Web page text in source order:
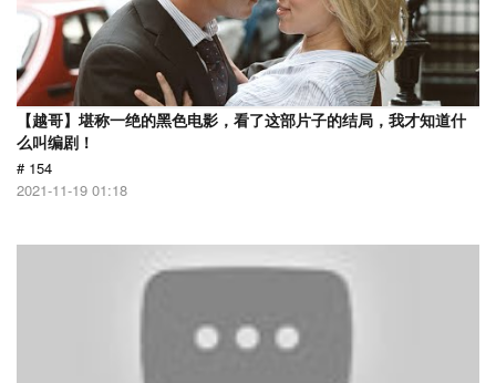
【越哥】堪称一绝的黑色电影，看了这部片子的结局，我才知道什
么叫编剧！
# 154
2021-11-19 01:18